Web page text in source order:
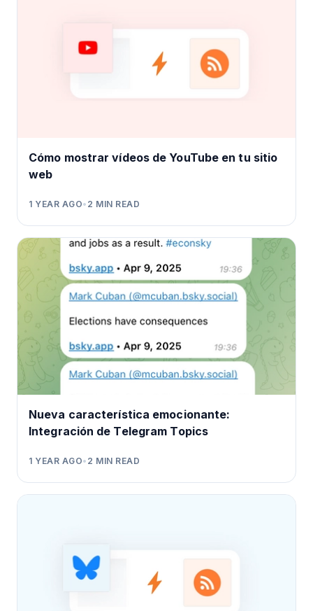
Cómo mostrar vídeos de YouTube en tu sitio
web
1 YEAR AGO• 2 MIN READ
Nueva característica emocionante:
Integración de Telegram Topics
1 YEAR AGO• 2 MIN READ